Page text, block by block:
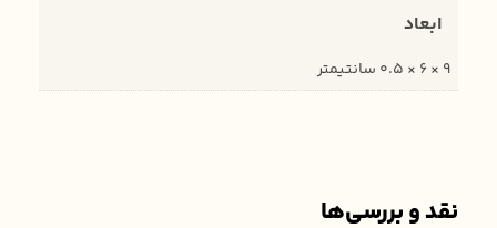
ابعاد
9 × 6 × 0.5 سانتیمتر
نقد و بررسی‌ها